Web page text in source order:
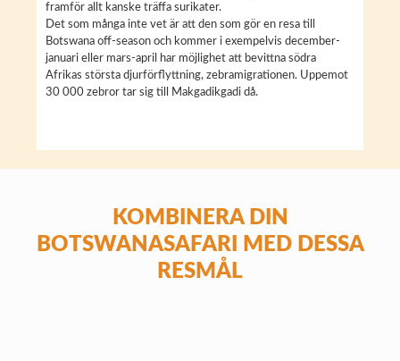
framför allt kanske träffa surikater.
Det som många inte vet är att den som gör en resa till
Botswana off-season och kommer i exempelvis december-
januari eller mars-april har möjlighet att bevittna södra
Afrikas största djurförflyttning, zebramigrationen. Uppemot
30 000 zebror tar sig till Makgadikgadi då.
KOMBINERA DIN
BOTSWANASAFARI MED DESSA
RESMÅL
Namibia
Victoriafallen